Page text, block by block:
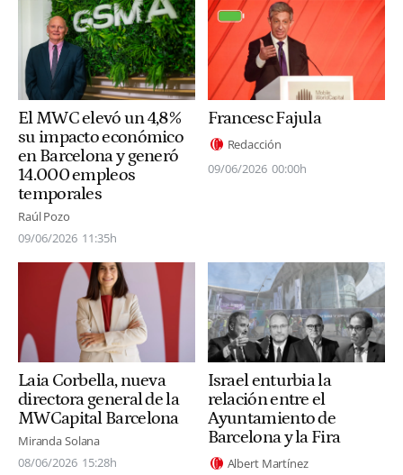
El MWC elevó un 4,8%
su impacto económico
en Barcelona y generó
14.000 empleos
temporales
Raúl Pozo
09/06/2026 11:35h
Francesc Fajula
Redacción
09/06/2026 00:00h
Laia Corbella, nueva
directora general de la
MWCapital Barcelona
Miranda Solana
08/06/2026 15:28h
Israel enturbia la
relación entre el
Ayuntamiento de
Barcelona y la Fira
Albert Martínez